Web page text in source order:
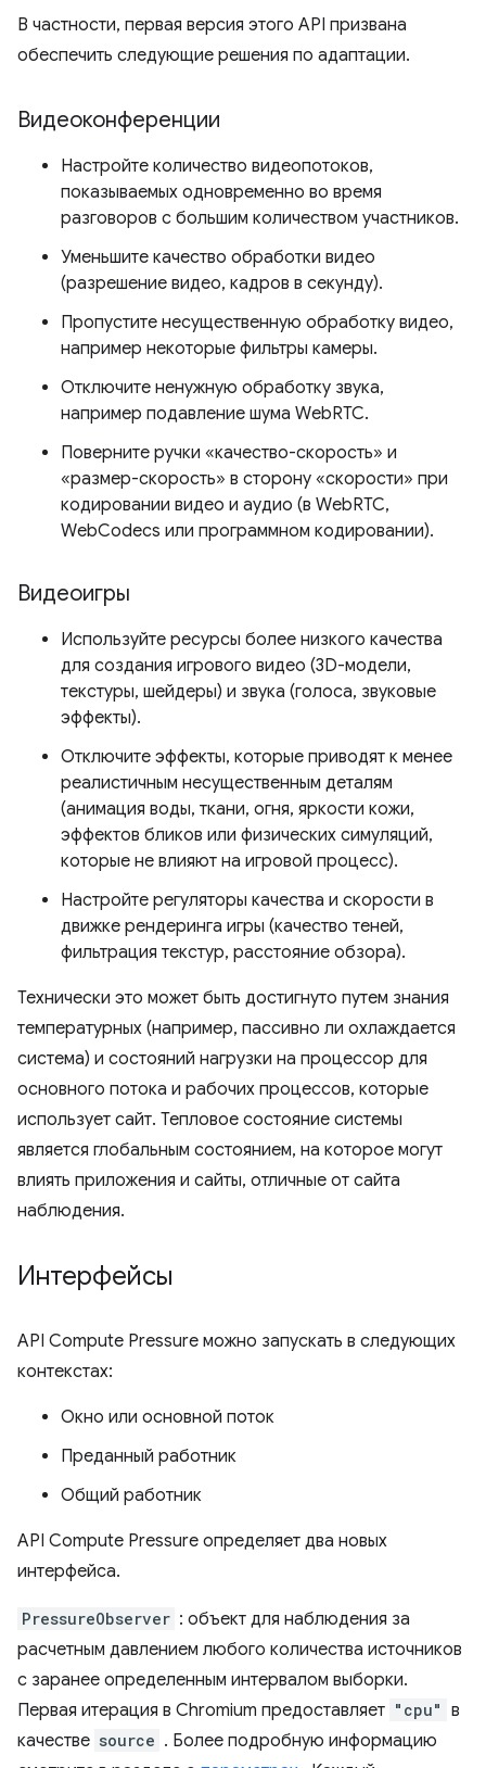
В частности, первая версия этого API призвана
обеспечить следующие решения по адаптации.
Видеоконференции
Настройте количество видеопотоков,
показываемых одновременно во время
разговоров с большим количеством участников.
Уменьшите качество обработки видео
(разрешение видео, кадров в секунду).
Пропустите несущественную обработку видео,
например некоторые фильтры камеры.
Отключите ненужную обработку звука,
например подавление шума WebRTC.
Поверните ручки «качество-скорость» и
«размер-скорость» в сторону «скорости» при
кодировании видео и аудио (в WebRTC,
WebCodecs или программном кодировании).
Видеоигры
Используйте ресурсы более низкого качества
для создания игрового видео (3D-модели,
текстуры, шейдеры) и звука (голоса, звуковые
эффекты).
Отключите эффекты, которые приводят к менее
реалистичным несущественным деталям
(анимация воды, ткани, огня, яркости кожи,
эффектов бликов или физических симуляций,
которые не влияют на игровой процесс).
Настройте регуляторы качества и скорости в
движке рендеринга игры (качество теней,
фильтрация текстур, расстояние обзора).
Технически это может быть достигнуто путем знания
температурных (например, пассивно ли охлаждается
система) и состояний нагрузки на процессор для
основного потока и рабочих процессов, которые
использует сайт. Тепловое состояние системы
является глобальным состоянием, на которое могут
влиять приложения и сайты, отличные от сайта
наблюдения.
Интерфейсы
API Compute Pressure можно запускать в следующих
контекстах:
Окно или основной поток
Преданный работник
Общий работник
API Compute Pressure определяет два новых
интерфейса.
PressureObserver : объект для наблюдения за
расчетным давлением любого количества источников
с заранее определенным интервалом выборки.
Первая итерация в Chromium предоставляет "cpu" в
качестве source . Более подробную информацию